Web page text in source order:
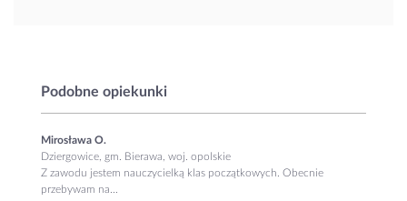
Podobne opiekunki
Mirosława O.
Dziergowice, gm. Bierawa, woj. opolskie
Z zawodu jestem nauczycielką klas początkowych. Obecnie
przebywam na...